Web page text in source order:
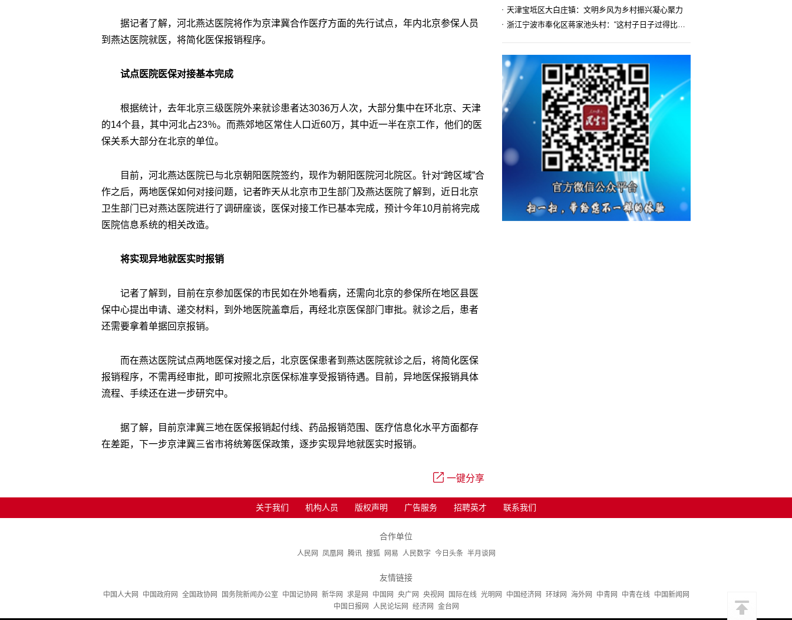
据记者了解，河北燕达医院将作为京津冀合作医疗方面的先行试点，年内北京参保人员
到燕达医院就医，将简化医保报销程序。
试点医院医保对接基本完成
根据统计，去年北京三级医院外来就诊患者达3036万人次，大部分集中在环北京、天津
的14个县，其中河北占23％。而燕郊地区常住人口近60万，其中近一半在京工作，他们的医
保关系大部分在北京的单位。
目前，河北燕达医院已与北京朝阳医院签约，现作为朝阳医院河北院区。针对“跨区域”合
作之后，两地医保如何对接问题，记者昨天从北京市卫生部门及燕达医院了解到，近日北京
卫生部门已对燕达医院进行了调研座谈，医保对接工作已基本完成，预计今年10月前将完成
医院信息系统的相关改造。
将实现异地就医实时报销
记者了解到，目前在京参加医保的市民如在外地看病，还需向北京的参保所在地区县医
保中心提出申请、递交材料，到外地医院盖章后，再经北京医保部门审批。就诊之后，患者
还需要拿着单据回京报销。
而在燕达医院试点两地医保对接之后，北京医保患者到燕达医院就诊之后，将简化医保
报销程序，不需再经审批，即可按照北京医保标准享受报销待遇。目前，异地医保报销具体
流程、手续还在进一步研究中。
据了解，目前京津冀三地在医保报销起付线、药品报销范围、医疗信息化水平方面都存
在差距，下一步京津冀三省市将统筹医保政策，逐步实现异地就医实时报销。
一键分享
天津宝坻区大白庄镇：文明乡风为乡村振兴凝心聚力
浙江宁波市奉化区蒋家池头村：“这村子日子过得比城里还舒心”
关于我们 机构人员 版权声明 广告服务 招聘英才 联系我们
合作单位
人民网 凤凰网 腾讯 搜狐 网易 人民数字 今日头条 半月谈网
友情链接
中国人大网 中国政府网 全国政协网 国务院新闻办公室 中国记协网 新华网 求是网 中国网 央广网 央视网 国际在线 光明网 中国经济网 环球网 海外网 中青网 中青在线
中国新闻网
中国日报网
人民论坛网 经济网 金台网